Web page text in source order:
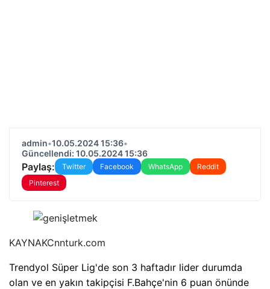
admin•10.05.2024 15:36•
Güncellendi: 10.05.2024 15:36
Paylaş: Twitter Facebook WhatsApp
Reddit
Pinterest
KAYNAKCnnturk.com
Trendyol Süper Lig'de son 3 haftadır lider durumda
olan ve en yakın takipçisi F.Bahçe'nin 6 puan önünde